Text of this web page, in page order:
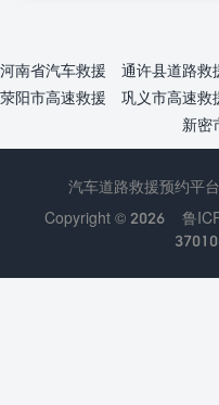
河南省汽车救援 通许县道路救
荥阳市高速救援
巩义市高速救
新密
汽车道路救援预约平
Copyright © 2026
鲁